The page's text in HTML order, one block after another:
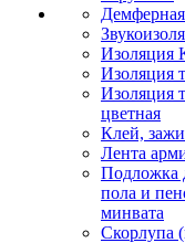
Изоляция
Изоляция
Изоляция
цветная
Клей,
Лента
Подложка
пола и
минвата
Скорлупа